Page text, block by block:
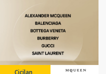
Cicilan